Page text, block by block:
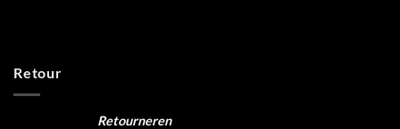
Retour
Retourneren